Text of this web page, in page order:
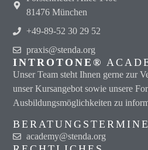
81476 München
+49-89-52 30 29 52
praxis@stenda.org
INTROTONE®
Unser Team steht Ihnen gerne zur
unser Kursangebot sowie unsere
Ausbildungsmöglichkeiten zu
academy@stenda.org